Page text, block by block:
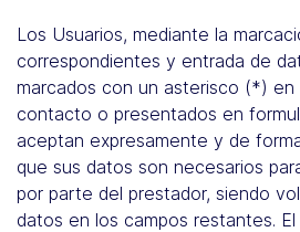
Los Usuarios, mediante la
correspondientes y entrada de
marcados con un asterisco (*) en
contacto o presentados en
aceptan expresamente y de
que sus datos son necesarios
por parte del prestador, siendo
datos en los campos restantes.